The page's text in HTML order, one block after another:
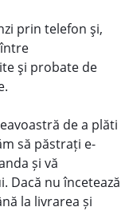
prin telefon şi,
şi probate de
de a plăti
să păstrați e-
și vă
Dacă nu încetează
la livrarea și